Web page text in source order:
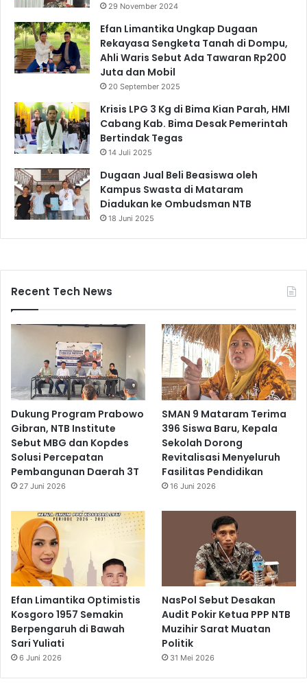
29 November 2024
Efan Limantika Ungkap Dugaan
Rekayasa Sengketa Tanah di Dompu,
Ahli Waris Sebut Ada Tawaran Rp200
Juta dan Mobil
20 September 2025
Krisis LPG 3 Kg di Bima Kian Parah, HMI
Cabang Kab. Bima Desak Pemerintah
Bertindak Tegas
14 Juli 2025
Dugaan Jual Beli Beasiswa oleh
Kampus Swasta di Mataram
Diadukan ke Ombudsman NTB
18 Juni 2025
Recent Tech News
Dukung Program Prabowo
Gibran, NTB Institute
Sebut MBG dan Kopdes
Solusi Percepatan
Pembangunan Daerah 3T
27 Juni 2026
SMAN 9 Mataram Terima
396 Siswa Baru, Kepala
Sekolah Dorong
Revitalisasi Menyeluruh
Fasilitas Pendidikan
16 Juni 2026
Efan Limantika Optimistis
Kosgoro 1957 Semakin
Berpengaruh di Bawah
Sari Yuliati
6 Juni 2026
NasPol Sebut Desakan
Audit Pokir Ketua PPP NTB
Muzihir Sarat Muatan
Politik
31 Mei 2026